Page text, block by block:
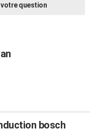
votre question
bosch